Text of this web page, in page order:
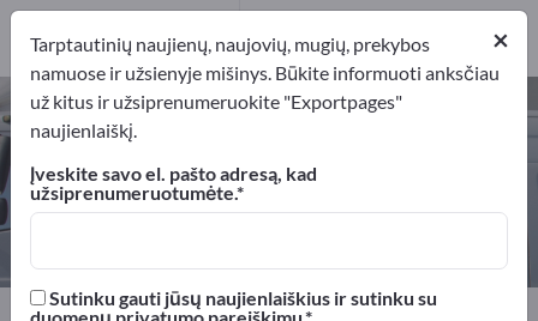
Automobilių signalizacijos sistemos
– raskite gamintojus ir tiekėjus
Eksportuotojai Platintojai
Exportpages
Transporto priemonės
×
Tarptautinių naujienų, naujovių, mugių, prekybos
namuose ir užsienyje mišinys. Būkite informuoti anksčiau
už kitus ir užsiprenumeruokite "Exportpages"
naujienlaiškį.
Įveskite savo el. pašto adresą, kad
užsiprenumeruotumėte.
Sutinku gauti jūsų naujienlaiškius ir sutinku su